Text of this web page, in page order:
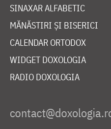
SINAXAR ALFABETIC
MĂNĂSTIRI ȘI BISERICI
CALENDAR ORTODOX
WIDGET DOXOLOGIA
RADIO DOXOLOGIA